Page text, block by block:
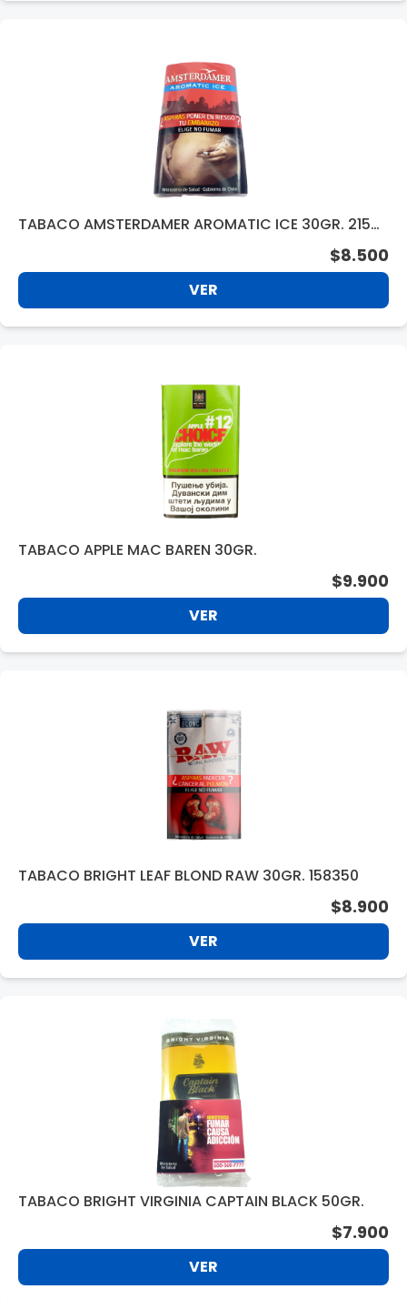
TABACO AMSTERDAMER AROMATIC ICE 30GR. 2158
$8.500
VER
TABACO APPLE MAC BAREN 30GR.
$9.900
VER
TABACO BRIGHT LEAF BLOND RAW 30GR. 158350
$8.900
VER
TABACO BRIGHT VIRGINIA CAPTAIN BLACK 50GR.
$7.900
VER